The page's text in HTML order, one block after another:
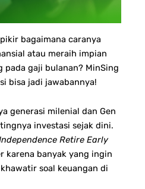
bagaimana caranya
atau meraih impian
gaji bulanan? MinSing
bisa jadi jawabannya!
generasi milenial dan Gen
investasi sejak dini.
Retire Early
karena banyak yang ingin
soal keuangan di